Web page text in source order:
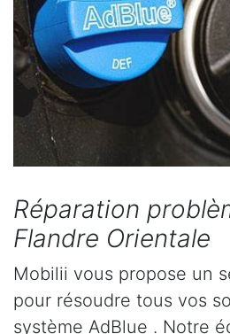
Réparation
Flandre Orientale
Mobilii vous propose un
pour résoudre tous vos
système AdBlue . Notre